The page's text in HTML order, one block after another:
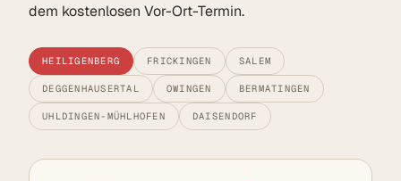
dem kostenlosen Vor-Ort-Termin.
HEILIGENBERG FRICKINGEN SALEM
DEGGENHAUSERTAL OWINGEN BERMATINGEN
UHLDINGEN-MÜHLHOFEN DAISENDORF